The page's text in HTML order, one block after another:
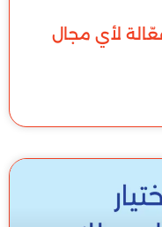
لأي مجال